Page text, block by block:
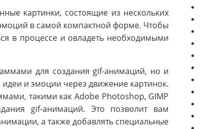
картинки, состоящие из нескольких
в самой компактной форме. Чтобы
в процессе и овладеть необходимыми
для создания gif-анимаций, но и
и эмоции через движение картинок.
такими как Adobe Photoshop, GIMP
gif-анимаций. Это позволит вам
а также добавлять специальные